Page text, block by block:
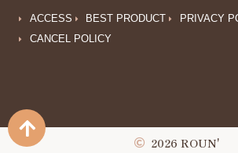
ACCESS BEST PRODUCT PRIVACY
CANCEL POLICY
2026 ROUN'